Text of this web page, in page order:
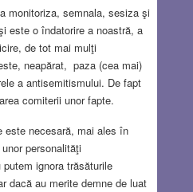
monitoriza, semnala, sesiza şi
este o îndatorire a noastră, a
de tot mai mulţi
neapărat, paza (cea mai)
a antisemitismului. De fapt
comiterii unor fapte.
este necesară, mai ales în
personalităţi
ignora trăsăturile
dacă au merite demne de luat